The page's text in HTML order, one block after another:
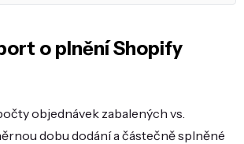
o plnění Shopify
objednávek zabalených vs.
dobu dodání a částečně splněné